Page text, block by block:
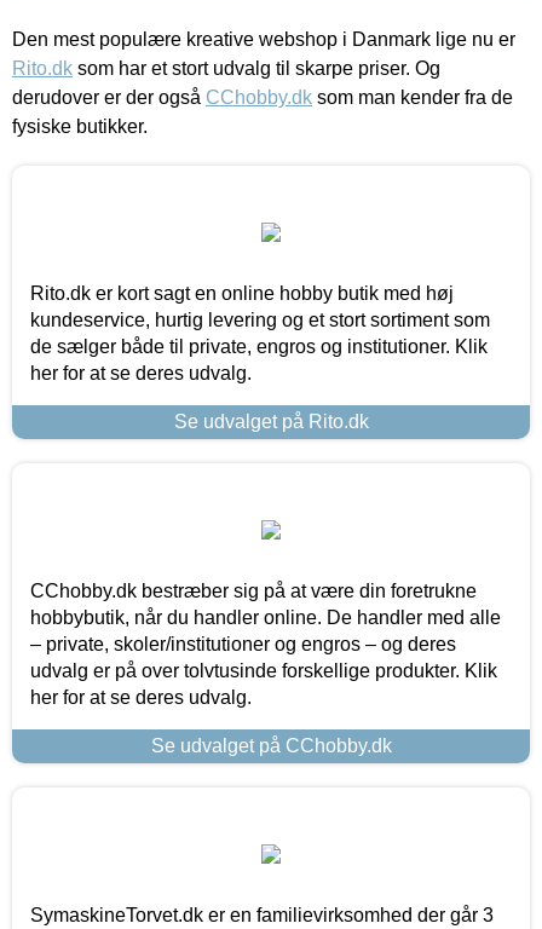
Den mest populære kreative webshop i Danmark lige nu er
Rito.dk som har et stort udvalg til skarpe priser. Og
derudover er der også CChobby.dk som man kender fra de
fysiske butikker.
Rito.dk er kort sagt en online hobby butik med høj
kundeservice, hurtig levering og et stort sortiment som
de sælger både til private, engros og institutioner. Klik
her for at se deres udvalg.
Se udvalget på Rito.dk
CChobby.dk bestræber sig på at være din foretrukne
hobbybutik, når du handler online. De handler med alle
– private, skoler/institutioner og engros – og deres
udvalg er på over tolvtusinde forskellige produkter. Klik
her for at se deres udvalg.
Se udvalget på CChobby.dk
SymaskineTorvet.dk er en familievirksomhed der går 3